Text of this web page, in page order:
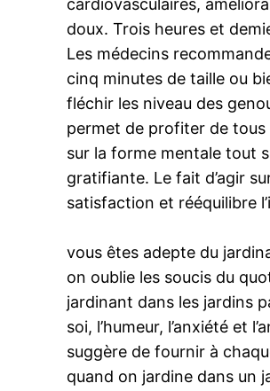
cardiovasculaires,
doux. Trois heures et
Les médecins
cinq minutes de taille ou
fléchir les niveau des
permet de profiter de tous
sur la forme mentale tout
gratifiante. Le fait d’agir
satisfaction et rééquilibre
vous êtes adepte du
on oublie les soucis du
jardinant dans les jardins
soi, l’humeur, l’anxiété et
suggère de fournir à
quand on jardine dans un